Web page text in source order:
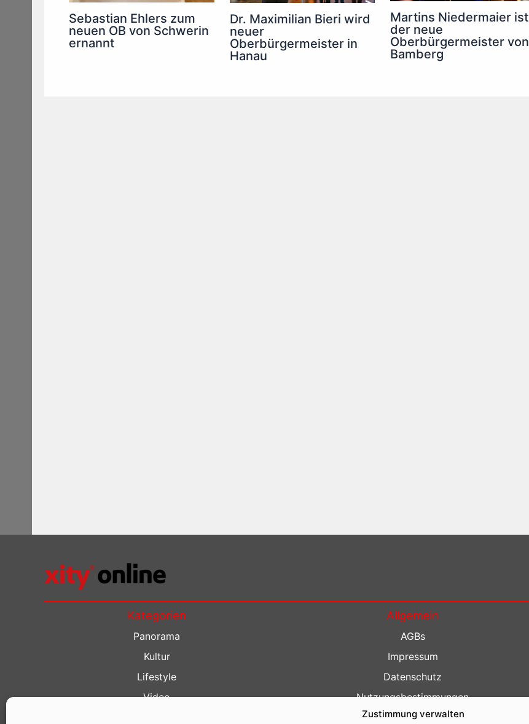
Zustimmung verwalten
Sebastian Ehlers zum
neuen OB von Schwerin
ernannt
Dr. Maximilian Bieri wird
neuer
Oberbürgermeister in
Hanau
Martins Niedermaier ist
der neue
Oberbürgermeister von
Bamberg
Kategorien
Panorama
Kultur
Lifestyle
Video
Allgemein
AGBs
Impressum
Datenschutz
Nutzungsbestimmungen
Kontakt